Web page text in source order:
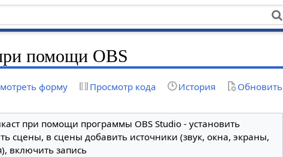
помощи OBS
форму Просмотр кода История Обновить
при помощи программы OBS Studio - установить
сцены, в сцены добавить источники (звук, окна, экраны,
включить запись